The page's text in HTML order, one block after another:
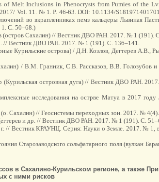
Melt Inclusions in Phenocrysts from Pumies of the
Vol. 11. № 1. P. 46-63. DOI: 10.1134/
во вкрапленниках пемз кальдеры Львиная
1. С. 50–68.)
(остров Сахалин) // Вестник ДВО РАН. 2017. № 1 (191).
// Вестник ДВО РАН. 2017. № 1 (191). С. 136–141.
Курильские острова) / Д.Н. Козлов, Дегтерев А.В.,
/ В.М. Гранник, С.В. Рассказов, В.В. Голозубов
островная дуга) // Вестник ДВО РАН.
исследования на острве Матуа в 2017 году
Сахалин) // Геосистемы переходных зон. 2017. №
и др. // Вестник ДВО РАН. 2017. № 1 (191). С.
// Вестник КРАУНЦ. Серия: Науки о Земле. 2017. № 1,
Старозаводского сольфатарного поля (вулкан
в Сахалино-Курильском регионе, а также
с ними рисков